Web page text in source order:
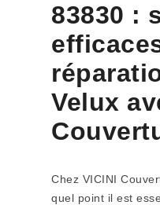
83830 :
Velux
Chez VICINI
quel point il est